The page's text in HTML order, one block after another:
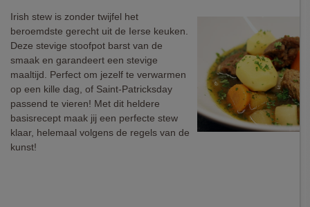
Irish stew is zonder twijfel het
beroemdste gerecht uit de Ierse keuken.
Deze stevige stoofpot barst van de
smaak en garandeert een stevige
maaltijd. Perfect om jezelf te verwarmen
op een kille dag, of Saint-Patricksday
passend te vieren! Met dit heldere
basisrecept maak jij een perfecte stew
klaar, helemaal volgens de regels van de
kunst!